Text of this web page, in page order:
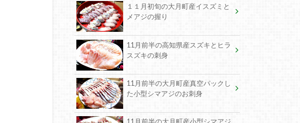
１１月初旬の大月町産イスズミと
メアジの握り
11月前半の高知県産スズキとヒラ
スズキの刺身
11月前半の大月町産真空パックし
た小型シマアジのお刺身